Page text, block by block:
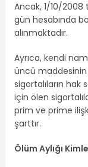
Ancak, 1/10/2008
gün hesabında
alınmaktadır.
Ayrıca, kendi
üncü maddesinin
sigortalıların hak
için ölen
prim ve prime
şarttır.
Ölüm Aylığı